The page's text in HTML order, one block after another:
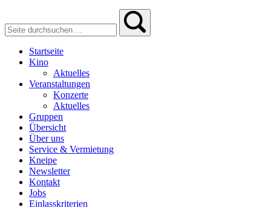
Startseite
Kino
Aktuelles
Veranstaltungen
Konzerte
Aktuelles
Gruppen
Übersicht
Über uns
Service & Vermietung
Kneipe
Newsletter
Kontakt
Jobs
Einlasskriterien